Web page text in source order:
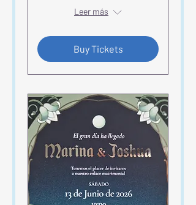
Leer más
Buy Tickets